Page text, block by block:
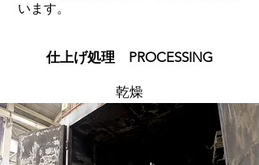
います。
​仕上げ処理 PROCESSING
​乾燥